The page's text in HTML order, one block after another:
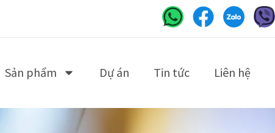
Sản phẩm Dự án Tin tức Liên hệ